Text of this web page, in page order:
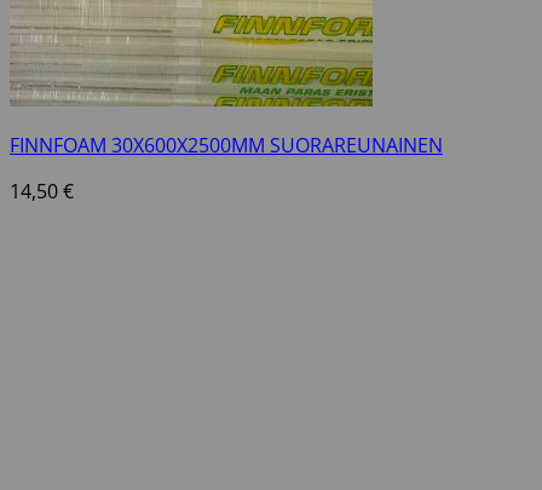
FINNFOAM 30X600X2500MM SUORAREUNAINEN
14,50€